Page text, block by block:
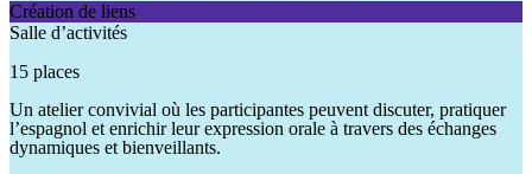
Création de liens
Salle d’activités
15 places
Un atelier convivial où les participantes peuvent discuter, pratiquer
l’espagnol et enrichir leur expression orale à travers des échanges
dynamiques et bienveillants.